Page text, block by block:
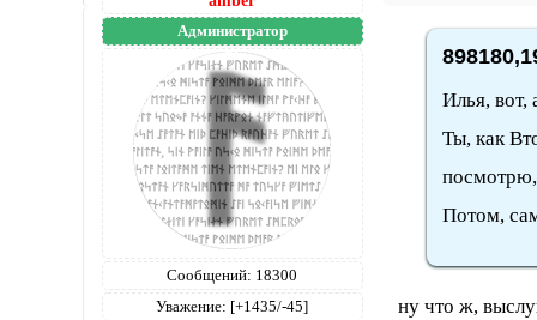
Администратор
Сообщений: 18300
Уважение: [+1435/-45]
Илья, вот,
Ты, как
Потом,
ну что ж,